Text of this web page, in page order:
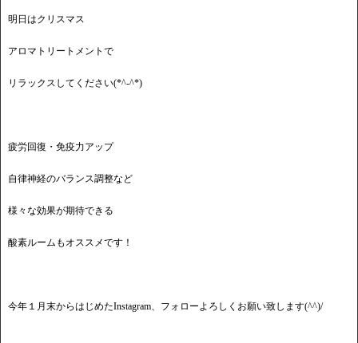
明日はクリスマス
アロマトリートメントで
リラックスしてください(*^-^*)
疲労回復・免疫力アップ
自律神経のバランス調整など
様々な効果が期待できる
酸素ルームもオススメです！
今年１月末からはじめたInstagram、フォローよろしくお願い致します(^^)/